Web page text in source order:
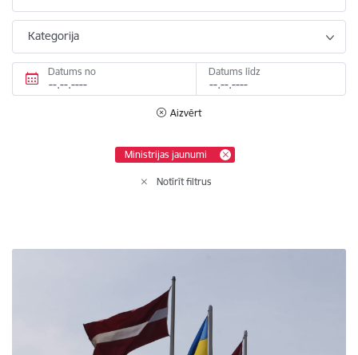
Kategorija
Datums no Datums līdz
Aizvērt
Ministrijas jaunumi
Notīrīt filtrus